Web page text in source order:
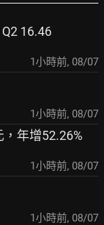
16.46
1小時前, 08/07
1小時前, 08/07
年增52.26%
1小時前, 08/07
1小時前, 08/07